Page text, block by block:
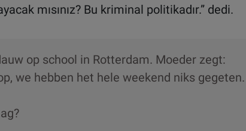
mısınız? Bu kriminal politikadır.” dedi.
op school in Rotterdam. Moeder zegt:
we hebben het hele weekend niks gegeten.